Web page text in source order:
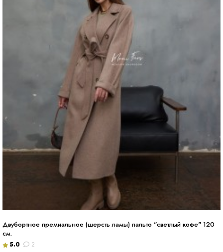
Двубортное премиальное (шерсть ламы) пальто "светлый кофе" 120
см.
5.0 2